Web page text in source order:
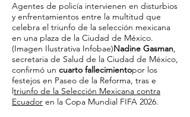
Agentes de policía intervienen en disturbios
y enfrentamientos entre la multitud que
celebra el triunfo de la selección mexicana
en una plaza de la Ciudad de México.
(Imagen Ilustrativa Infobae)Nadine Gasman,
secretaria de Salud de la Ciudad de México,
confirmó un cuarto fallecimientopor los
festejos en Paseo de la Reforma, tras e
ltriunfo de la Selección Mexicana contra
Ecuador en la Copa Mundial FIFA 2026.